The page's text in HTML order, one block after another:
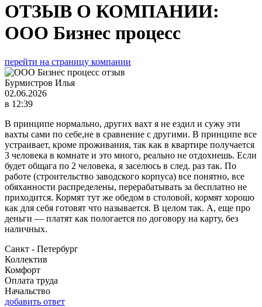
ОТЗЫВ О КОМПАНИИ:
ООО Бизнес процесс
перейти на страницу компании
Бурмистров Илья
02.06.2026
в 12:39
В принципе нормально, других вахт я не ездил и сужу эти
вахты сами по себе,не в сравнение с другими. В принципе все
устраивает, кроме проживания, так как в квартире получается
3 человека в комнате и это много, реально не отдохнешь. Если
будет общага по 2 человека, я заселюсь в след. раз так. По
работе (строительство заводского корпуса) все понятно, все
обяханности распределены, перерабатывать за бесплатно не
приходится. Кормят тут же обедом в столовой, кормят хорошо
как для себя готовят что называется. В целом так. А, еще про
деньги — платят как пологается по договору на карту, без
наличных.
Санкт - Петербург
Коллектив
Комфорт
Оплата труда
Начальство
добавить ответ